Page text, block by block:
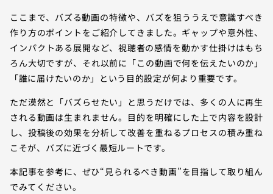
ここまで、バズる動画の特徴や、バズを狙ううえで意識すべき
作り方のポイントをご紹介してきました。ギャップや意外性、
インパクトある展開など、視聴者の感情を動かす仕掛けはもち
ろん大切ですが、それ以前に「この動画で何を伝えたいのか」
「誰に届けたいのか」という目的設定が何より重要です。
ただ漠然と「バズらせたい」と思うだけでは、多くの人に再生
される動画は生まれません。目的を明確にした上で内容を設計
し、投稿後の効果を分析して改善を重ねるプロセスの積み重ね
こそが、バズに近づく最短ルートです。
本記事を参考に、ぜひ“見られるべき動画”を目指して取り組ん
でみてください。